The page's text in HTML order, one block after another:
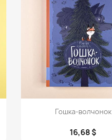
Просмотр
Гошка-волчонок
16,68 $